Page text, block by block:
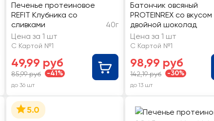
Печенье протеиновое
REFIT Клубника со
сливками
40г
Цена за 1 шт
С Картой №1
49,99 руб
85,99 руб -41%
до 36 шт
Батончик овсяный
PROTEINREX со вкусом
двойной шоколад
Цена за 1 шт
С Картой №1
98,99 руб
142,19 руб -30%
до 13 шт
5.0